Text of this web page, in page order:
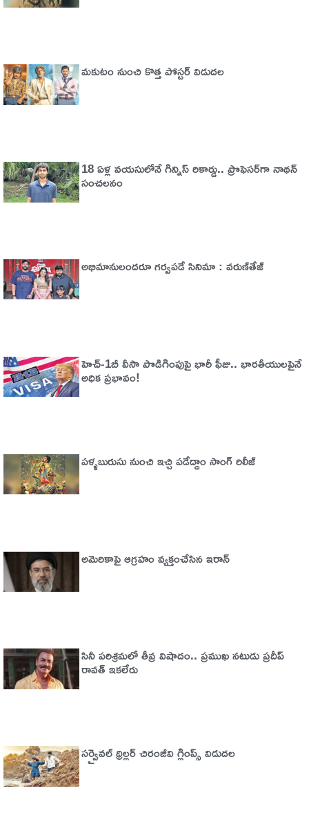
మకుటం నుంచి కొత్త పోస్టర్ విడుదల
18 ఏళ్ల వయసులోనే గిన్నిస్ రికార్డు.. ప్రొఫెసర్‌గా నాథన్
సంచలనం
అభిమానులందరూ గర్వపడే సినిమా : వరుణ్‌తేజ్‌
హెచ్‌-1బీ వీసా పొడిగింపుపై భారీ ఫీజు.. భారతీయులపైనే
అధిక ప్రభావం!
పళ్ళబురుసు నుంచి ఇచ్చి పడేద్దాం సాంగ్ రిలీజ్
అమెరికాపై ఆగ్ర‌హం వ్య‌క్తంచేసిన ఇరాన్
సినీ పరిశ్రమలో తీవ్ర విషాదం.. ప్రముఖ నటుడు ప్రదీప్
రావత్ ఇకలేరు
సర్వైవల్‌ థ్రిల్లర్‌ చిరంజీవి గ్లింప్స్‌ విడుదల